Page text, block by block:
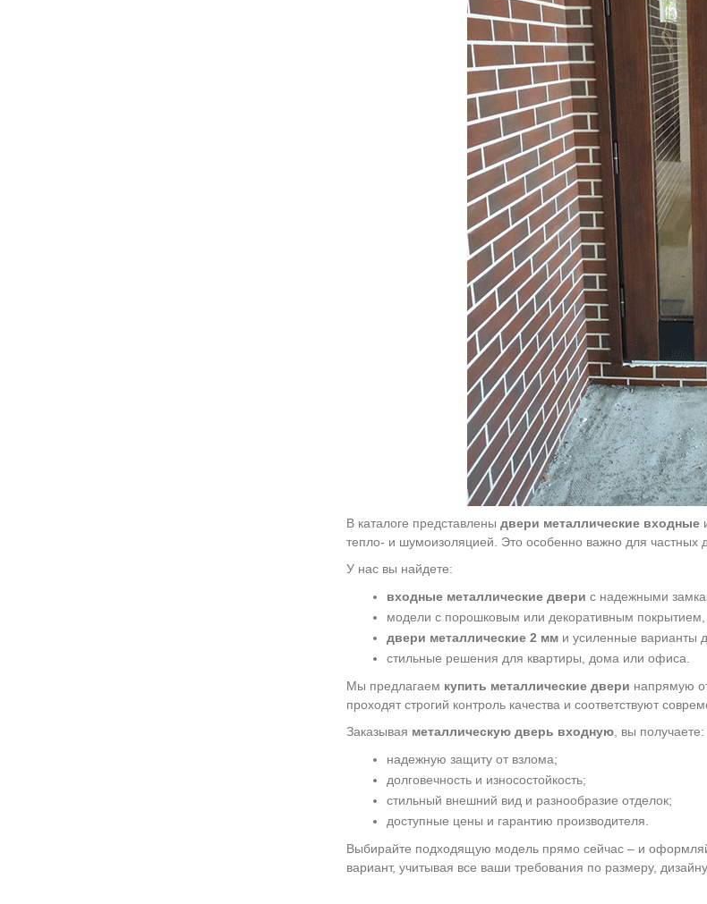
В каталоге представлены двери металлические входные
тепло- и шумоизоляцией. Это особенно важно для частных
У нас вы найдете:
входные металлические двери с надежными
модели с порошковым или декоративным
двери металлические 2 мм и усиленные варианты
стильные решения для квартиры, дома или офиса.
Мы предлагаем купить металлические двери напрямую
проходят строгий контроль качества и соответствуют
Заказывая металлическую дверь входную , вы получаете:
надежную защиту от взлома;
долговечность и износостойкость;
стильный внешний вид и разнообразие отделок;
доступные цены и гарантию производителя.
Выбирайте подходящую модель прямо сейчас – и
вариант, учитывая все ваши требования по размеру,